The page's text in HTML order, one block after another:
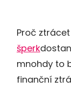
Proč
šperk
mnohdy to
finanční